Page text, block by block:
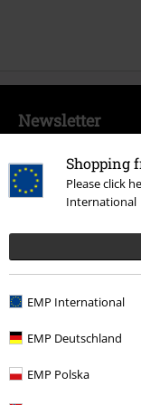
Shopping
Please click
International
EMP International
EMP Deutschland
EMP Polska
Newsletter
więcej
Niniejszym
się na to, że E.M.P.
osobowe i wysyłać mi
dane osobowe będą
prywatności
. Mogę
poprzez kliknięcie w link